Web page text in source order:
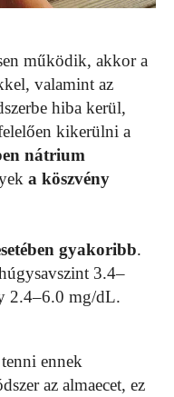
működik, akkor a
valamint az
hiba kerül,
kikerülni a
nátrium
a köszvény
gyakoribb.
3.4–
2.4–6.0 mg/dL.
ennek
az almaecet, ez